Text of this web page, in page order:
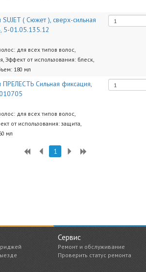
( Сюжет ), сверх-сильная
5-01.05.135.12
для всех типов волос,
Эффект от использования: блеск,
180 мл
Сильная фиксация,
для всех типов волос,
от использования: защита,
мл
1
Сервис
Ремонт и обслуживание
Проверить статус ремонта